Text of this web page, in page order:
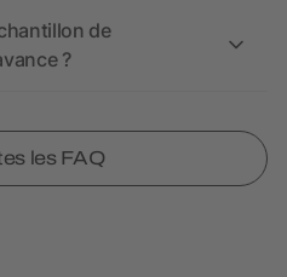
de
?
les FAQ